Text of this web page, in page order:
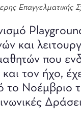
και
που
τον ήχο,
Νοέμβριο